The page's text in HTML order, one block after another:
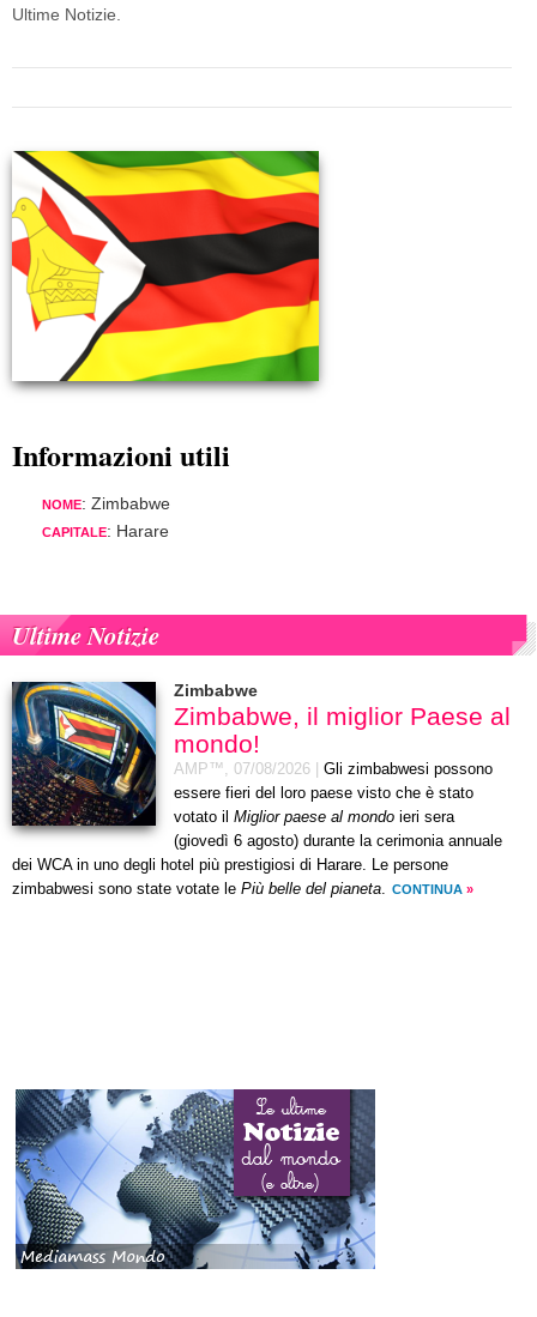
Ultime Notizie.
Informazioni utili
NOME: Zimbabwe
CAPITALE: Harare
Ultime Notizie
Zimbabwe
Zimbabwe, il miglior Paese al
mondo!
AMP™, 07/08/2026
Gli zimbabwesi possono
essere fieri del loro paese visto che è stato
votato il Miglior paese al mondo ieri sera
(giovedì 6 agosto) durante la cerimonia annuale
dei WCA in uno degli hotel più prestigiosi di Harare. Le persone
zimbabwesi sono state votate le Più belle del pianeta. CONTINUA »